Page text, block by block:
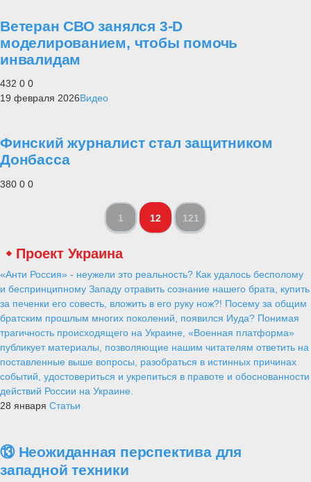
Ветеран СВО занялся 3-D
моделированием, чтобы помочь
инвалидам
432 0 0
19 февраля 2026Видео
Финский журналист стал защитником
Донбасса
380 0 0
1 12 121
Проект Украина
«Анти Россия» - неужели это реальность? Как удалось бесполому
и беспринципному Западу отравить сознание нашего брата, купить
за печенки его совесть, вложить в его руку нож?! Посему за общим
братским прошлым многих поколений, появился Иуда? Понимая
трагичность происходящего на Украине, «Военная платформа»
публикует материалы, позволяющие нашим читателям ответить на
поставленные выше вопросы, разобраться в истинных причинах
событий, удостовериться и укрепиться в правоте и обоснованности
действий России на Украине.
28 января Статьи
⑬ Неожиданная перспектива для
западной техники